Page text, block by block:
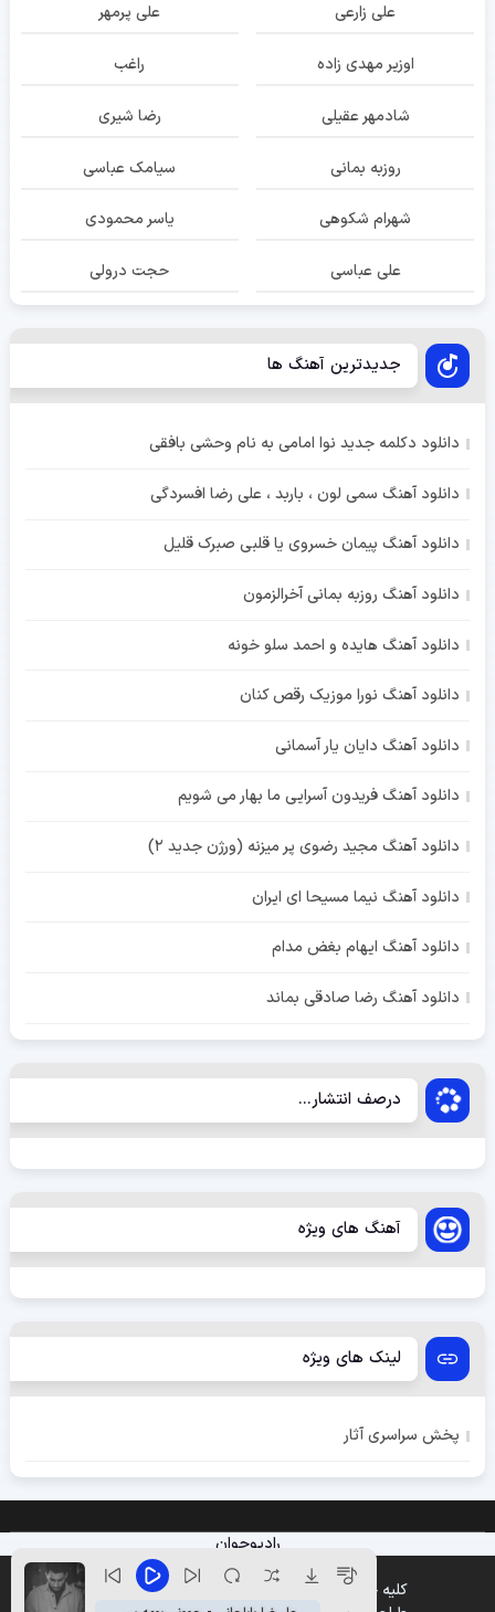
علی زارعی علی پرمهر
اوزیر مهدی زاده راغب
شادمهر عقیلی رضا شیری
روزبه بمانی سیامک عباسی
شهرام شکوهی یاسر محمودی
علی عباسی حجت درولی
جدیدترین آهنگ ها
دانلود دکلمه جدید نوا امامی به نام وحشی بافقی
دانلود آهنگ سمی لون ، باربد ، علی رضا افسردگی
دانلود آهنگ پیمان خسروی یا قلبی صبرک قلیل
دانلود آهنگ روزبه بمانی آخرالزمون
دانلود آهنگ هایده و احمد سلو خونه
دانلود آهنگ نورا موزیک رقص کنان
دانلود آهنگ دایان یار آسمانی
دانلود آهنگ فریدون آسرایی ما بهار می شویم
دانلود آهنگ مجید رضوی پر میزنه (ورژن جدید 2)
دانلود آهنگ نیما مسیحا ای ایران
دانلود آهنگ ایهام بغض مدام
دانلود آهنگ رضا صادقی بماند
درصف انتشار...
آهنگ های ویژه
لینک های ویژه
پخش سراسری آثار
رادیوجوان
کلیه حقوق متعلق به وب سایت پخش موزیک میباشد